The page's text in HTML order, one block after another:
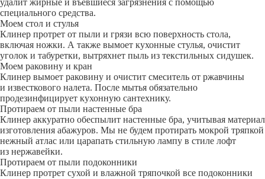
удалит жирные и въевшиеся загрязнения с помощью
специального средства.
Моем стол и стулья
Клинер протрет от пыли и грязи всю поверхность стола,
включая ножки. А также вымоет кухонные стулья, очистит
уголок и табуретки, вытряхнет пыль из текстильных сидушек.
Моем раковину и кран
Клинер вымоет раковину и очистит смеситель от ржавчины
и известкового налета. После мытья обязательно
продезинфицирует кухонную сантехнику.
Протираем от пыли настенные бра
Клинер аккуратно обеспылит настенные бра, учитывая материал
изготовления абажуров. Мы не будем протирать мокрой тряпкой
нежный атлас или царапать стильную лампу в стиле лофт
из нержавейки.
Протираем от пыли подоконники
Клинер протрет сухой и влажной тряпочкой все подоконники